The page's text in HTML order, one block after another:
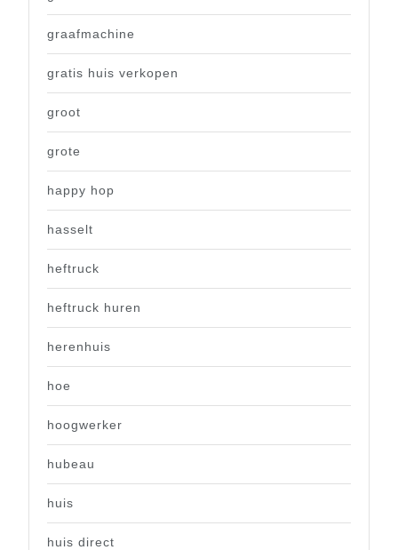
graafmachine
gratis huis verkopen
groot
grote
happy hop
hasselt
heftruck
heftruck huren
herenhuis
hoe
hoogwerker
hubeau
huis
huis direct